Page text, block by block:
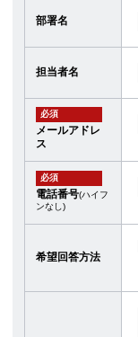
部署名
担当者名
必須
メールアドレ
ス
必須
電話番号(ハイフ
ンなし)
希望回答方法